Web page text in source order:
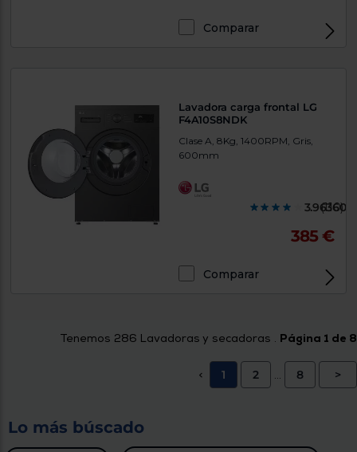
Comparar
Lavadora carga frontal LG
F4A10S8NDK
Clase A, 8Kg, 1400RPM, Gris,
600mm
(110)
385 €
Comparar
Tenemos 286 Lavadoras y secadoras . Página 1 de 8
< 1 2 ... 8 >
Lo más búscado